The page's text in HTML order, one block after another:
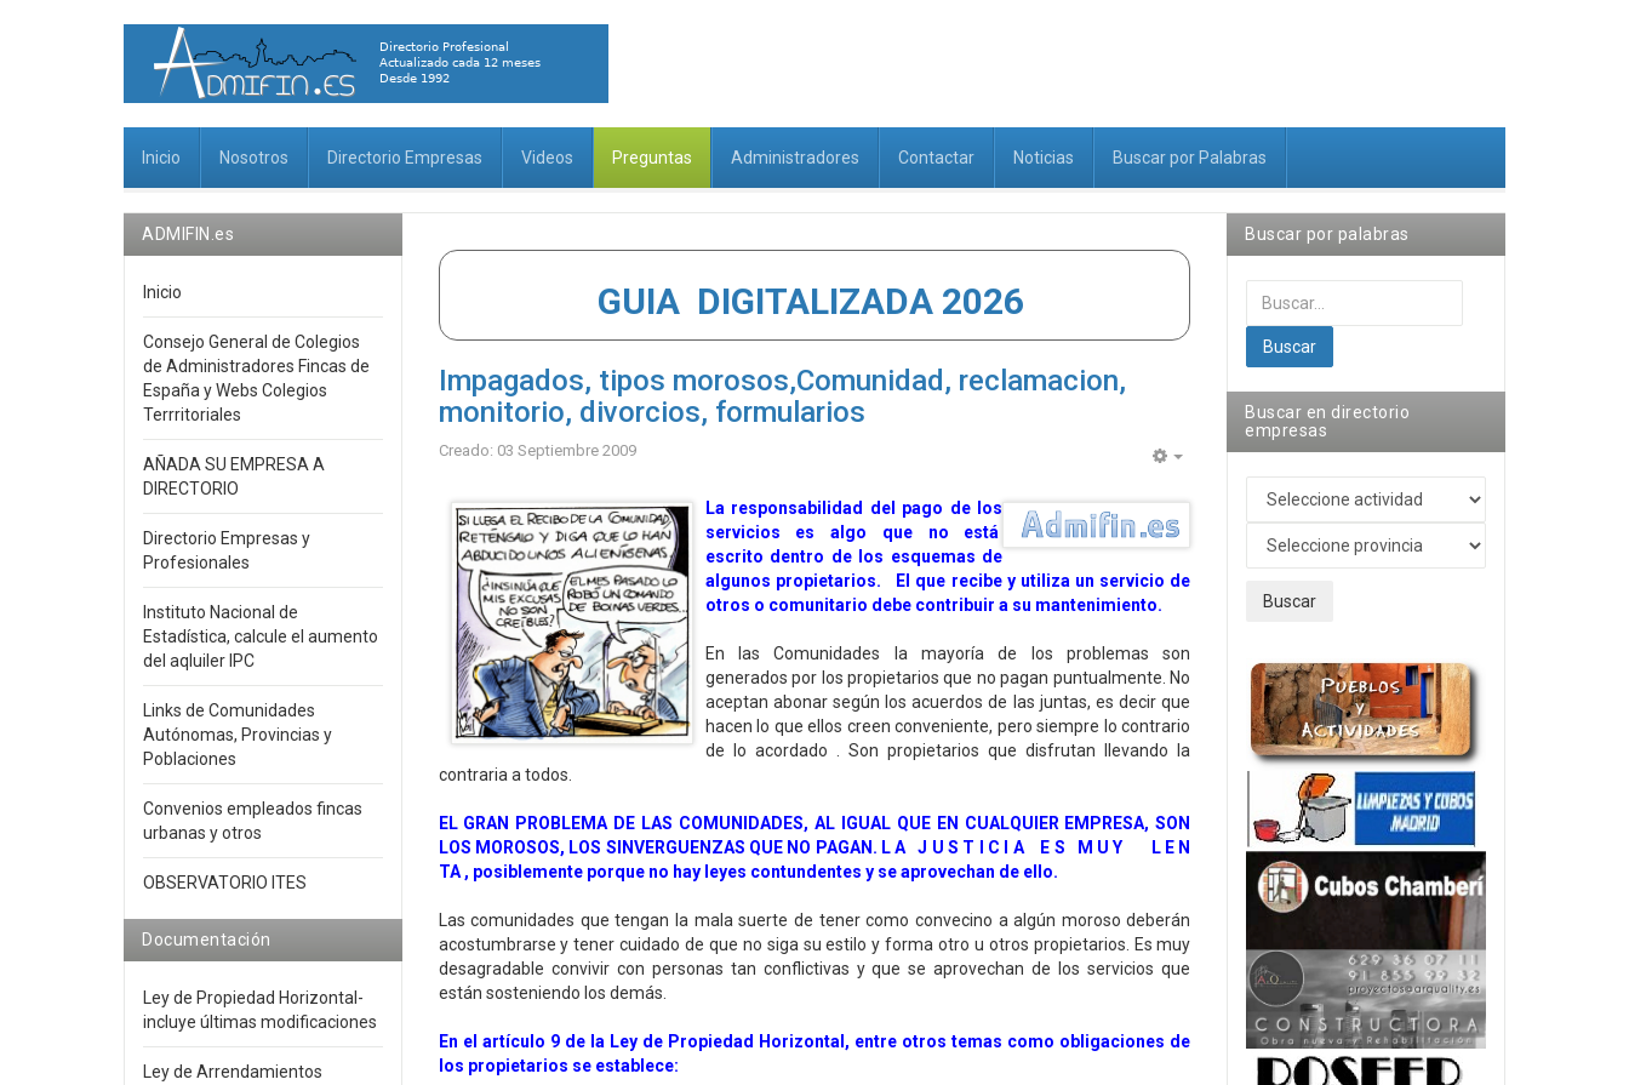
Inicio Nosotros Directorio Empresas Videos Preguntas Administradores Contactar Noticias Buscar por Palabras
GUIA DIGITALIZADA 2026
Impagados, tipos morosos,Comunidad, reclamacion,
monitorio, divorcios, formularios
Creado: 03 Septiembre 2009
La responsabilidad del pago de los
servicios es algo que no está
escrito dentro de los esquemas de
algunos propietarios. El que recibe y utiliza un servicio de
otros o comunitario debe contribuir a su mantenimiento.
En las Comunidades la mayoría de los problemas son
generados por los propietarios que no pagan puntualmente. No
aceptan abonar según los acuerdos de las juntas, es decir que
hacen lo que ellos creen conveniente, pero siempre lo contrario
de lo acordado . Son propietarios que disfrutan llevando la
contraria a todos.
EL GRAN PROBLEMA DE LAS COMUNIDADES, AL IGUAL QUE EN CUALQUIER EMPRESA, SON
LOS MOROSOS, LOS SINVERGUENZAS QUE NO PAGAN. L A J U S T I C I A E S M U Y L E N
TA , posiblemente porque no hay leyes contundentes y se aprovechan de ello.
Las comunidades que tengan la mala suerte de tener como convecino a algún moroso deberán
acostumbrarse y tener cuidado de que no siga su estilo y forma otro u otros propietarios. Es muy
desagradable convivir con personas tan conflictivas y que se aprovechan de los servicios que
están sosteniendo los demás.
En el artículo 9 de la Ley de Propiedad Horizontal, entre otros temas como obligaciones de
los propietarios se establece:
ADMIFIN.es
Inicio
Consejo General de Colegios
de Administradores Fincas de
España y Webs Colegios
Terrritoriales
AÑADA SU EMPRESA A
DIRECTORIO
Directorio Empresas y
Profesionales
Instituto Nacional de
Estadística, calcule el aumento
del aqluiler IPC
Links de Comunidades
Autónomas, Provincias y
Poblaciones
Convenios empleados fincas
urbanas y otros
OBSERVATORIO ITES
Documentación
Ley de Propiedad Horizontal-
incluye últimas modificaciones
Ley de Arrendamientos
Buscar por palabras
Buscar...
Buscar
Buscar en directorio
empresas
Buscar